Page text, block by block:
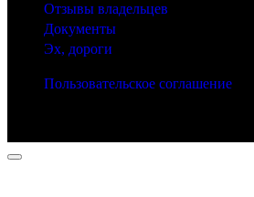
Отзывы владельцев
Документы
Эх, дороги
Пользовательское соглашение